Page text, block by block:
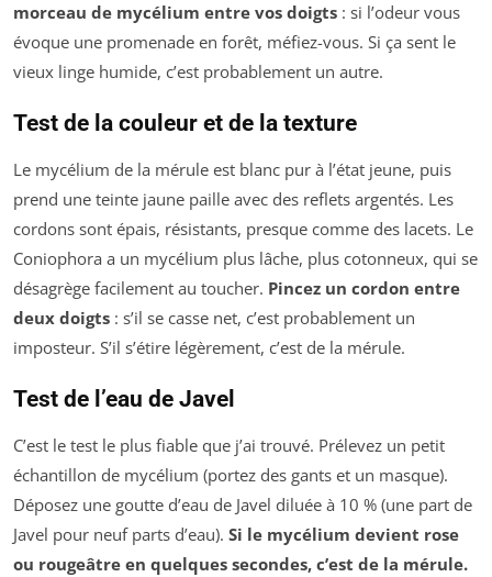
morceau de mycélium entre vos doigts : si l’odeur vous
évoque une promenade en forêt, méfiez-vous. Si ça sent le
vieux linge humide, c’est probablement un autre.
Test de la couleur et de la texture
Le mycélium de la mérule est blanc pur à l’état jeune, puis
prend une teinte jaune paille avec des reflets argentés. Les
cordons sont épais, résistants, presque comme des lacets. Le
Coniophora a un mycélium plus lâche, plus cotonneux, qui se
désagrège facilement au toucher. Pincez un cordon entre
deux doigts : s’il se casse net, c’est probablement un
imposteur. S’il s’étire légèrement, c’est de la mérule.
Test de l’eau de Javel
C’est le test le plus fiable que j’ai trouvé. Prélevez un petit
échantillon de mycélium (portez des gants et un masque).
Déposez une goutte d’eau de Javel diluée à 10 % (une part de
Javel pour neuf parts d’eau). Si le mycélium devient rose
ou rougeâtre en quelques secondes, c’est de la mérule.